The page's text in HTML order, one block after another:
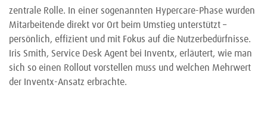
zentrale Rolle. In einer sogenannten Hypercare-Phase wurden
Mitarbeitende direkt vor Ort beim Umstieg unterstützt –
persönlich, effizient und mit Fokus auf die Nutzerbedürfnisse.
Iris Smith, Service Desk Agent bei Inventx, erläutert, wie man
sich so einen Rollout vorstellen muss und welchen Mehrwert
der Inventx-Ansatz erbrachte.